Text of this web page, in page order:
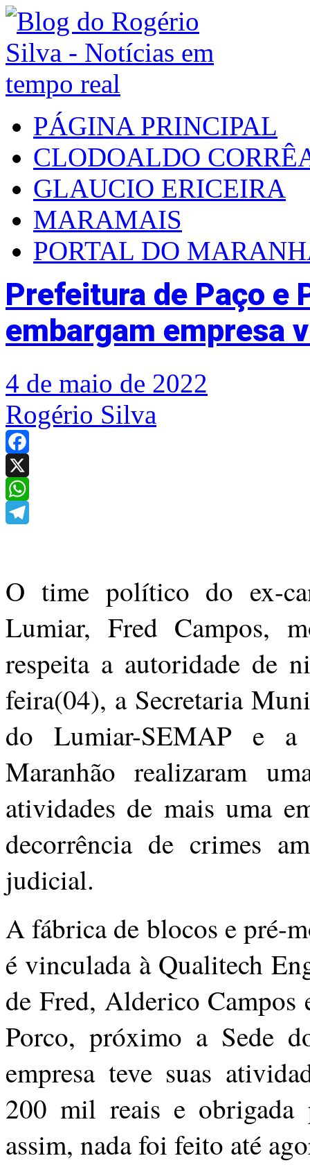
PÁGINA PRINCIPAL
CLODOALDO
GLAUCIO ERICEIRA
MARAMAIS
PORTAL DO
Prefeitura de Paço e
embargam empresa
4 de maio de 2022
Rogério Silva
Facebook
X
WhatsApp
O time político do ex-
Lumiar, Fred Campos,
respeita a autoridade de
feira(04), a Secretaria
do Lumiar-SEMAP e
Maranhão realizaram
atividades de mais uma
decorrência de crimes
judicial.
A fábrica de blocos e pré-
é vinculada à Qualitech
de Fred, Alderico Campos
Porco, próximo a Sede
empresa teve suas
200 mil reais e obrigada
assim, nada foi feito até